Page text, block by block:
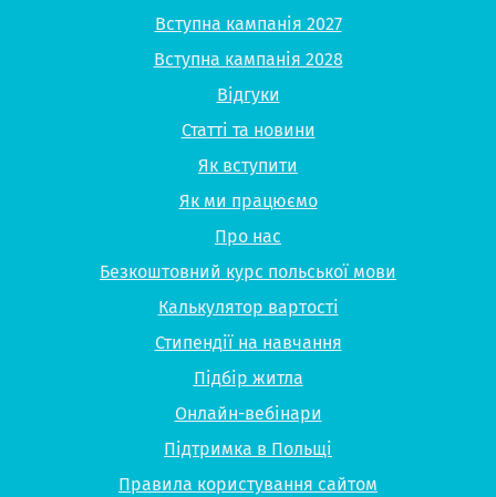
Вступна кампанія 2027
Вступна кампанія 2028
Відгуки
Статті та новини
Як вступити
Як ми працюємо
Про нас
Безкоштовний курс польської мови
Калькулятор вартості
Стипендії на навчання
Підбір житла
Онлайн-вебінари
Підтримка в Польщі
Правила користування сайтом